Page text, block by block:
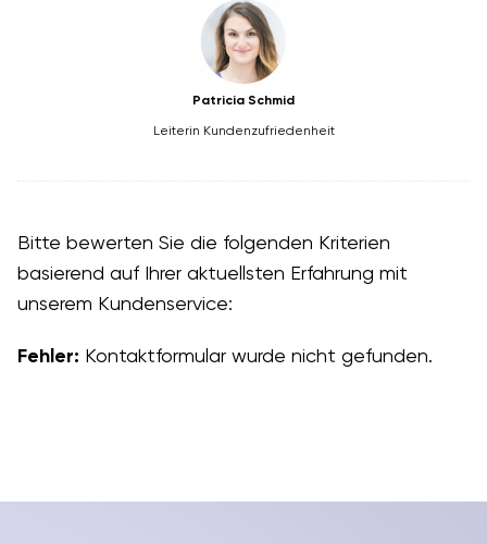
Patricia Schmid
Leiterin Kundenzufriedenheit
Bitte bewerten Sie die folgenden Kriterien
basierend auf Ihrer aktuellsten Erfahrung mit
unserem Kundenservice:
Fehler: Kontaktformular wurde nicht gefunden.